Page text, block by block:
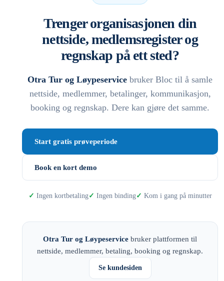
Trenger organisasjonen din
nettside, medlemsregister og
regnskap på ett sted?
Otra Tur og Løypeservice bruker Bloc til å samle
nettside, medlemmer, betalinger, kommunikasjon,
booking og regnskap. Dere kan gjøre det samme.
Start gratis prøveperiode
Book en kort demo
Ingen kortbetaling Ingen binding Kom i gang på minutter
Otra Tur og Løypeservice bruker plattformen til
nettside, medlemmer, betaling, booking og regnskap.
Se kundesiden